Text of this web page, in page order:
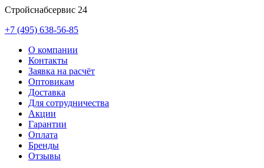
Стройснабсервис 24
+7 (495) 638-56-85
О компании
Контакты
Заявка на расчёт
Оптовикам
Доставка
Для сотрудничества
Акции
Гарантии
Оплата
Бренды
Отзывы